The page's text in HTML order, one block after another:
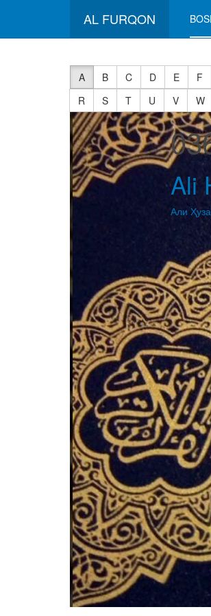
AL FURQON
A B C D E F
R
S T U V W
Ali
Али